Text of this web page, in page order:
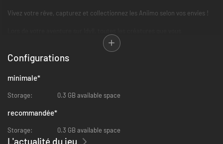
Vivez votre rêve, capturez et collectionnez les Aniimo selon vos envies !
rencontrerez pourront devenir vos compagnons ! Attrapez des Aniimo
grâce aux Aniipods, posez des pièges et attendez le bon moment pour les
capturer. Profitez du frisson et de l'incertitude de chaque instant ! Des
de phénomènes et de l'heure de la journée. La plupart des Aniimo peuvent
palpitante !
Liez-vous avec des Aniimo pour voir le monde à leur manière.
Au cours de votre aventure, vous pourrez vous lier aux Aniimo et ainsi
devenir l'une des créatures que vous avez capturées. Utilisez leurs
Configurations
minimale*
Storage: 0.3 GB available space
recommandée*
Storage: 0.3 GB available space
L'actualité du jeu